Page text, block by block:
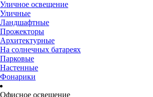
Уличное освещение
Уличные
Ландшафтные
Прожекторы
Архитектурные
На солнечных батареях
Парковые
Настенные
Фонарики
Офисное освещение